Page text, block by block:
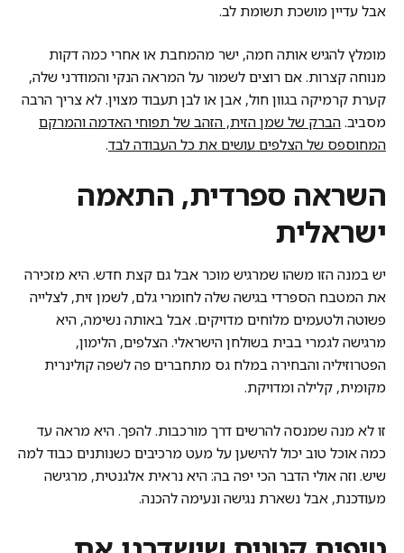
אבל עדיין מושכת תשומת לב.
מומלץ להגיש אותה חמה, ישר מהמחבת או אחרי כמה דקות
מנוחה קצרות. אם רוצים לשמור על המראה הנקי והמודרני שלה,
קערת קרמיקה בגוון חול, אבן או לבן תעבוד מצוין. לא צריך הרבה
מסביב.הברק של שמן הזית, הזהב של תפוחי האדמה והמרקם
המחוספס של הצלפים עושים את כל העבודה לבד.
השראה ספרדית, התאמה
ישראלית
יש במנה הזו משהו שמרגיש מוכר אבל גם קצת חדש. היא מזכירה
את המטבח הספרדי בגישה שלה לחומרי גלם, לשמן זית, לצלייה
פשוטה ולטעמים מלוחים מדויקים. אבל באותה נשימה, היא
מרגישה לגמרי בבית בשולחן הישראלי. הצלפים, הלימון,
הפטרוזיליה והבחירה במלח גס מתחברים פה לשפה קולינרית
מקומית, קלילה ומדויקת.
זו לא מנה שמנסה להרשים דרך מורכבות. להפך. היא מראה עד
כמה אוכל טוב יכול להישען על מעט מרכיבים כשנותנים כבוד למה
שיש. וזה אולי הדבר הכי יפה בה: היא נראית אלגנטית, מרגישה
מעודכנת, אבל נשארת נגישה ונעימה להכנה.